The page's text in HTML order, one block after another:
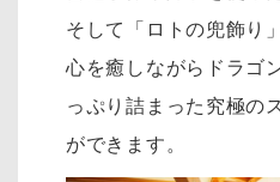
そして「ロトの兜飾り
心を癒しながらドラゴ
っぷり詰まった究極の
ができます。